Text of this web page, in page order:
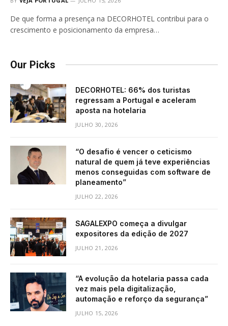
De que forma a presença na DECORHOTEL contribui para o
crescimento e posicionamento da empresa…
Our Picks
DECORHOTEL: 66% dos turistas
regressam a Portugal e aceleram
aposta na hotelaria
JULHO 30, 2026
“O desafio é vencer o ceticismo
natural de quem já teve experiências
menos conseguidas com software de
planeamento”
JULHO 22, 2026
SAGALEXPO começa a divulgar
expositores da edição de 2027
JULHO 21, 2026
“A evolução da hotelaria passa cada
vez mais pela digitalização,
automação e reforço da segurança”
JULHO 15, 2026